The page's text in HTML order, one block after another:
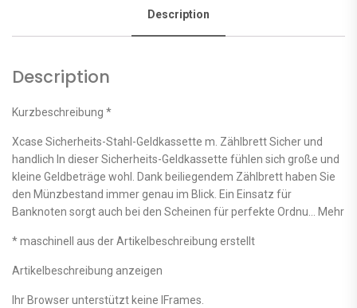
Description
Description
Kurzbeschreibung *
Xcase Sicherheits-Stahl-Geldkassette m. Zählbrett Sicher und
handlich In dieser Sicherheits-Geldkassette fühlen sich große und
kleine Geldbeträge wohl. Dank beiliegendem Zählbrett haben Sie
den Münzbestand immer genau im Blick. Ein Einsatz für
Banknoten sorgt auch bei den Scheinen für perfekte Ordnu… Mehr
* maschinell aus der Artikelbeschreibung erstellt
Artikelbeschreibung anzeigen
Ihr Browser unterstützt keine IFrames.